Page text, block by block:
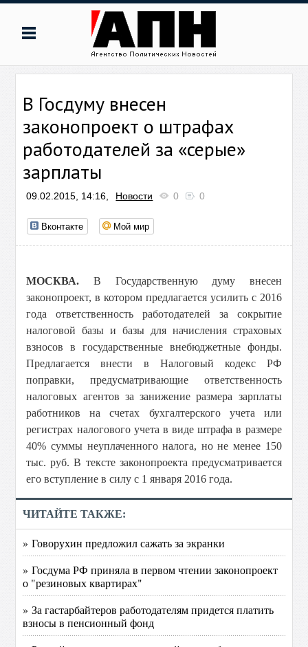
В Госдуму внесен
законопроект о штрафах
работодателей за «серые»
зарплаты
09.02.2015, 14:16, Новости 0 0
Вконтакте Мой мир
МОСКВА. В Государственную думу внесен
законопроект, в котором предлагается усилить с 2016
года ответственность работодателей за сокрытие
налоговой базы и базы для начисления страховых
взносов в государственные внебюджетные фонды.
Предлагается внести в Налоговый кодекс РФ
поправки, предусматривающие ответственность
налоговых агентов за занижение размера зарплаты
работников на счетах бухгалтерского учета или
регистрах налогового учета в виде штрафа в размере
40% суммы неуплаченного налога, но не менее 150
тыс. руб. В тексте законопроекта предусматривается
его вступление в силу с 1 января 2016 года.
ЧИТАЙТЕ ТАКЖЕ:
» Говорухин предложил сажать за экранки
» Госдума РФ приняла в первом чтении законопроект
о "резиновых квартирах"
» За гастарбайтеров работодателям придется платить
взносы в пенсионный фонд